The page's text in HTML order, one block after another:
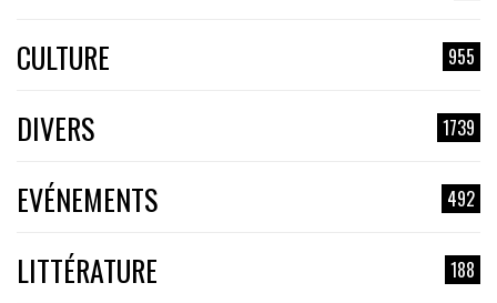
CULTURE 955
DIVERS 1739
EVÉNEMENTS 492
LITTÉRATURE 188